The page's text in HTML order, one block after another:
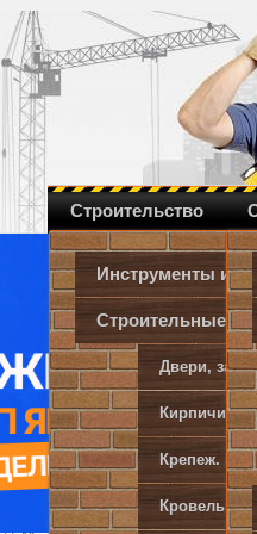
Строительство
Инструменты и
Строительные и
Двери,
Кирпичи,
Крепеж.